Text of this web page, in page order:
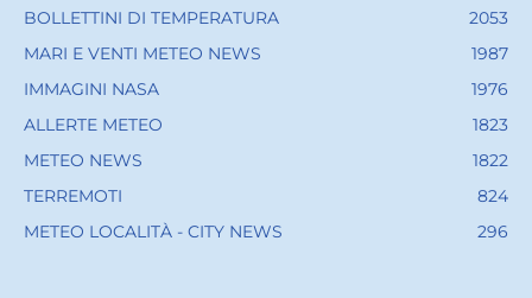
BOLLETTINI DI TEMPERATURA
2053
MARI E VENTI METEO NEWS
1987
IMMAGINI NASA
1976
ALLERTE METEO
1823
METEO NEWS
1822
TERREMOTI
824
METEO LOCALITÀ - CITY NEWS
296